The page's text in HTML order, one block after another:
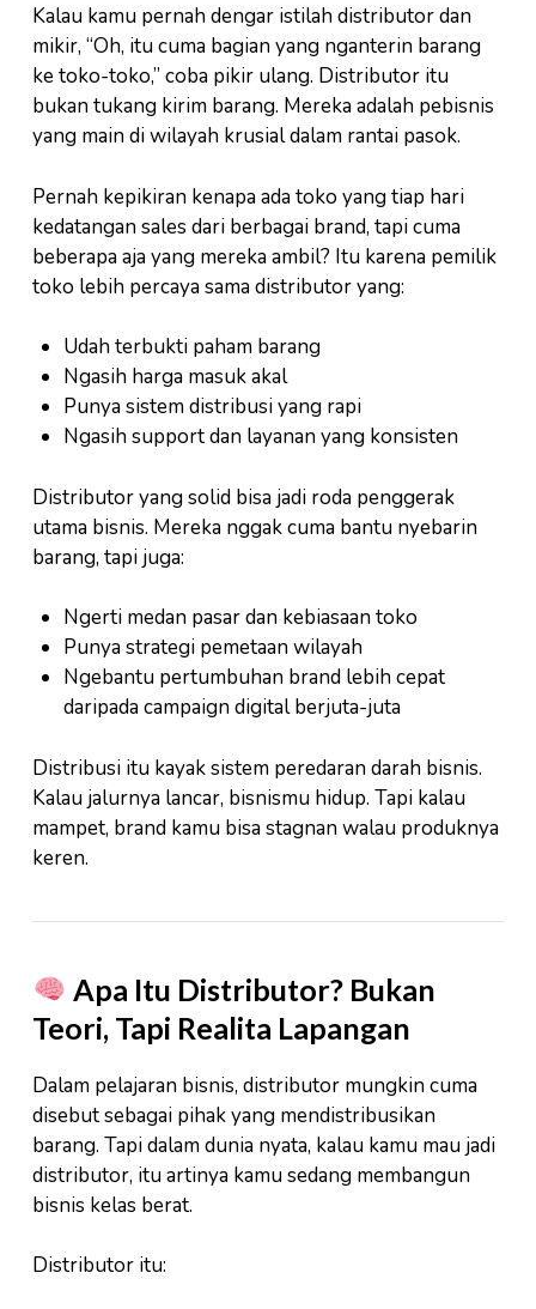
Kalau kamu pernah dengar istilah distributor dan
mikir, “Oh, itu cuma bagian yang nganterin barang
ke toko-toko,” coba pikir ulang. Distributor itu
bukan tukang kirim barang. Mereka adalah pebisnis
yang main di wilayah krusial dalam rantai pasok.
Pernah kepikiran kenapa ada toko yang tiap hari
kedatangan sales dari berbagai brand, tapi cuma
beberapa aja yang mereka ambil? Itu karena pemilik
toko lebih percaya sama distributor yang:
Udah terbukti paham barang
Ngasih harga masuk akal
Punya sistem distribusi yang rapi
Ngasih support dan layanan yang konsisten
Distributor yang solid bisa jadi roda penggerak
utama bisnis. Mereka nggak cuma bantu nyebarin
barang, tapi juga:
Ngerti medan pasar dan kebiasaan toko
Punya strategi pemetaan wilayah
Ngebantu pertumbuhan brand lebih cepat
daripada campaign digital berjuta-juta
Distribusi itu kayak sistem peredaran darah bisnis.
Kalau jalurnya lancar, bisnismu hidup. Tapi kalau
mampet, brand kamu bisa stagnan walau produknya
keren.
Apa Itu Distributor? Bukan
Teori, Tapi Realita Lapangan
Dalam pelajaran bisnis, distributor mungkin cuma
disebut sebagai pihak yang mendistribusikan
barang. Tapi dalam dunia nyata, kalau kamu mau jadi
distributor, itu artinya kamu sedang membangun
bisnis kelas berat.
Distributor itu: